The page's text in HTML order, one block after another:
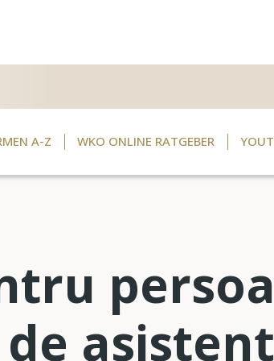
A-Z WKO ONLINE RATGEBER